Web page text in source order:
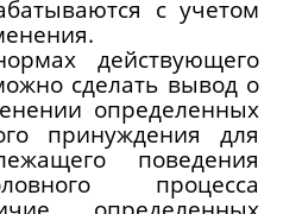
с учетом
действующего
сделать вывод о
определенных
принуждения для
поведения
процесса